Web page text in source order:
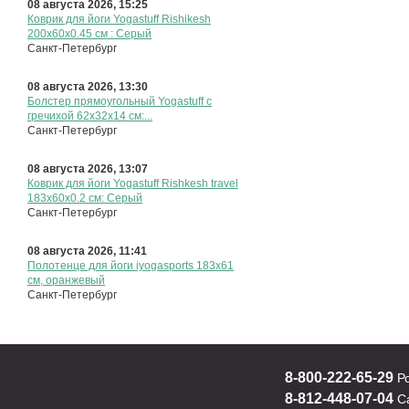
Санкт-Петербург
08 августа 2026, 15:25
200х60х0.45 см : Серый
Санкт-Петербург
08 августа 2026, 13:30
гречихой 62x32x14 см:...
Санкт-Петербург
08 августа 2026, 13:07
183х60x0.2 см: Серый
Санкт-Петербург
08 августа 2026, 11:41
Санкт-Петербург
8-800-222-65-29
8-812-448-07-04